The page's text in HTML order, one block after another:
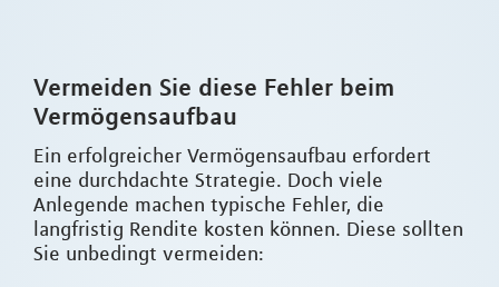
Vermeiden Sie diese Fehler beim
Vermögensaufbau
Ein erfolgreicher Vermögensaufbau erfordert
eine durchdachte Strategie. Doch viele
Anlegende machen typische Fehler, die
langfristig Rendite kosten können. Diese sollten
Sie unbedingt vermeiden: